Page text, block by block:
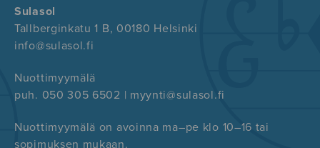
Sulasol
Tallberginkatu 1 B, 00180 Helsinki
info@sulasol.fi
Nuottimyymälä
puh. 050 305 6502 | myynti@sulasol.fi
Nuottimyymälä on avoinna ma–pe klo 10–16 tai
sopimuksen mukaan.